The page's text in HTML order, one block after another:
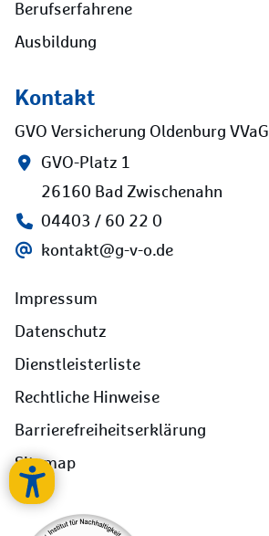
Berufserfahrene
Ausbildung
Kontakt
GVO Versicherung Oldenburg VVaG
GVO-Platz 1
26160 Bad Zwischenahn
04403 / 60 22 0
kontakt@g-v-o.de
Impressum
Datenschutz
Dienstleisterliste
Rechtliche Hinweise
Barrierefreiheitserklärung
Sitemap